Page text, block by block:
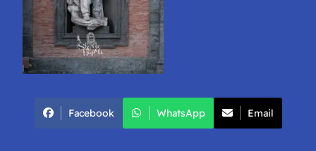
Facebook WhatsApp Email